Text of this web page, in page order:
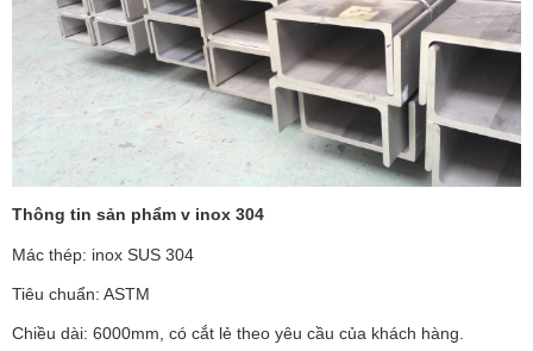
Thông tin sản phẩm v inox 304
Mác thép: inox SUS 304
Tiêu chuẩn: ASTM
Chiều dài: 6000mm, có cắt lẻ theo yêu cầu của khách hàng.